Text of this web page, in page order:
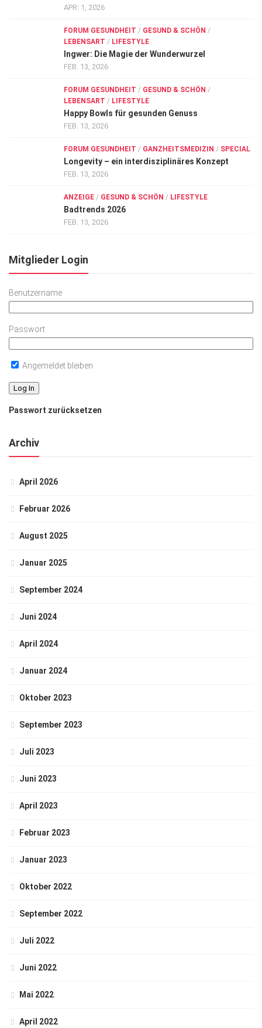
APR. 1, 2026
FORUM GESUNDHEIT / GESUND & SCHÖN /
LEBENSART / LIFESTYLE
Ingwer: Die Magie der Wunderwurzel
FEB. 13, 2026
FORUM GESUNDHEIT / GESUND & SCHÖN /
LEBENSART / LIFESTYLE
Happy Bowls für gesunden Genuss
FEB. 13, 2026
FORUM GESUNDHEIT / GANZHEITSMEDIZIN / SPECIAL
Longevity – ein interdisziplinäres Konzept
FEB. 13, 2026
ANZEIGE / GESUND & SCHÖN / LIFESTYLE
Badtrends 2026
FEB. 13, 2026
Mitglieder Login
Benutzername
Passwort
Angemeldet bleiben
Passwort zurücksetzen
Archiv
April 2026
Februar 2026
August 2025
Januar 2025
September 2024
Juni 2024
April 2024
Januar 2024
Oktober 2023
September 2023
Juli 2023
Juni 2023
April 2023
Februar 2023
Januar 2023
Oktober 2022
September 2022
Juli 2022
Juni 2022
Mai 2022
April 2022